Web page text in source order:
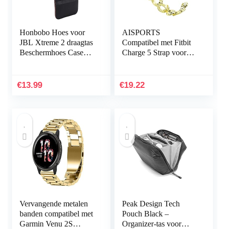
Honbobo Hoes voor
JBL Xtreme 2 draagtas
Beschermhoes Case
& oplader
€13.99
AISPORTS
Compatibel met Fitbit
Charge 5 Strap voor
Rhinestones sieraden…
€19.22
Vervangende metalen
banden compatibel met
Garmin Venu 2S
Peak Design Tech
Pouch Black –
Organizer-tas voor